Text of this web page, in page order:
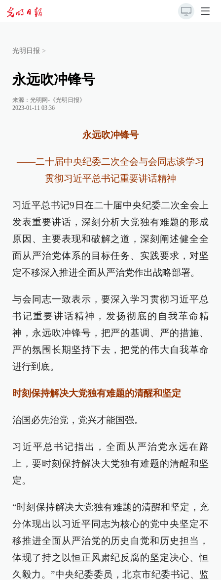
光明日报 >
永远吹冲锋号
来源： 光明网-《光明日报》
2023-01-11 03:36
永远吹冲锋号
——二十届中央纪委二次全会与会同志谈学习
贯彻习近平总书记重要讲话精神
习近平总书记9日在二十届中央纪委二次全会上
发表重要讲话，深刻分析大党独有难题的形成
原因、主要表现和破解之道，深刻阐述健全全
面从严治党体系的目标任务、实践要求，对坚
定不移深入推进全面从严治党作出战略部署。
与会同志一致表示，要深入学习贯彻习近平总
书记重要讲话精神，发扬彻底的自我革命精
神，永远吹冲锋号，把严的基调、严的措施、
严的氛围长期坚持下去，把党的伟大自我革命
进行到底。
时刻保持解决大党独有难题的清醒和坚定
治国必先治党，党兴才能国强。
习近平总书记指出，全面从严治党永远在路
上，要时刻保持解决大党独有难题的清醒和坚
定。
“时刻保持解决大党独有难题的清醒和坚定，充
分体现出以习近平同志为核心的党中央坚定不
移推进全面从严治党的历史自觉和历史担当，
体现了持之以恒正风肃纪反腐的坚定决心、恒
久毅力。”中央纪委委员，北京市纪委书记、监